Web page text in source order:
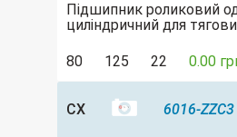
Підшипник роликовий
циліндричний для
80 125 22 0.00
CX 6016-ZZC3